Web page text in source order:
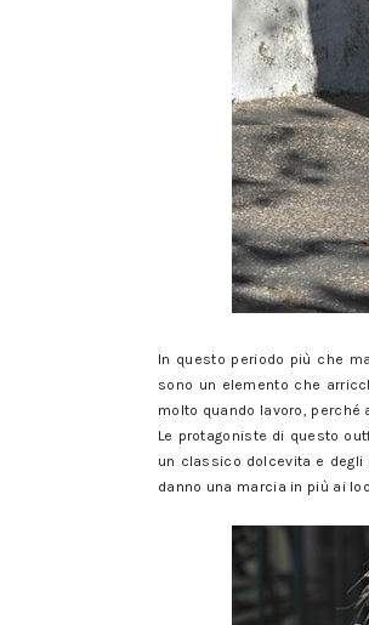
In questo periodo più che
sono un elemento che
molto quando lavoro, perché
Le protagoniste di questo
un classico dolcevita e
danno una marcia in più ai